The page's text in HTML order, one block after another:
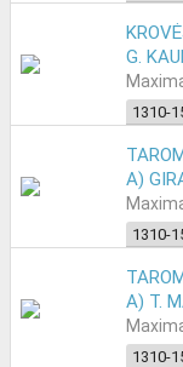
G.
1310-
A)
1310-
A) T.
1310-